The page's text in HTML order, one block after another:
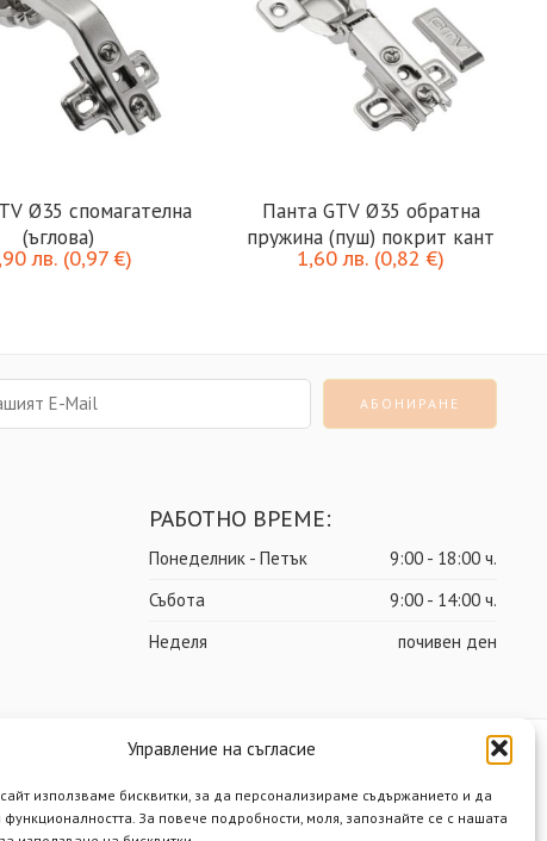
Управление на съгласие
използваме бисквитки, за да персонализираме съдържанието и да
За повече подробности, моля, запознайте се с нашата
Ø35 спомагателна
(ъглова)
лв. (0,97€)
Панта GTV Ø35 обратна
пружина (пуш) покрит кант
1,60лв. (0,82€)
РАБОТНО ВРЕМЕ:
Понеделник - Петък
9:00 - 18:00 ч.
Събота
9:00 - 14:00 ч.
Неделя
почивен ден
Разработено от Нимасистъмс